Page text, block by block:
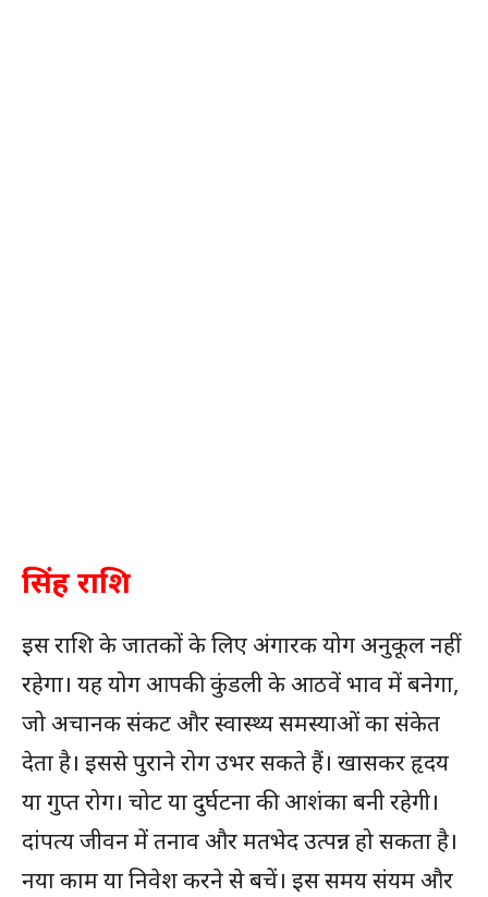
सिंह राशि
इस राशि के जातकों के लिए अंगारक योग अनुकूल नहीं
रहेगा। यह योग आपकी कुंडली के आठवें भाव में बनेगा,
जो अचानक संकट और स्वास्थ्य समस्याओं का संकेत
देता है। इससे पुराने रोग उभर सकते हैं। खासकर हृदय
या गुप्त रोग। चोट या दुर्घटना की आशंका बनी रहेगी।
दांपत्य जीवन में तनाव और मतभेद उत्पन्न हो सकता है।
नया काम या निवेश करने से बचें। इस समय संयम और